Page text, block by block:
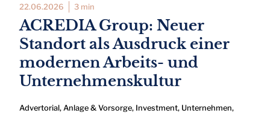
22.06.2026 3 min
ACREDIA Group: Neuer
Standort als Ausdruck einer
modernen Arbeits- und
Unternehmenskultur
Advertorial, Anlage & Vorsorge, Investment, Unternehmen,